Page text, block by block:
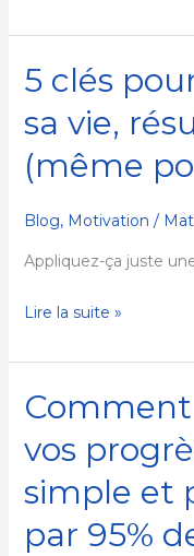
5 clés
sa vie,
(même
Blog, Motivation / Mat
Appliquez-ça juste
5
pour
BIEN
FOIRER
sa
résultats
chrétien)
Lire la suite »
vos
simple et
par 95%
Comment
mesure
vos
?